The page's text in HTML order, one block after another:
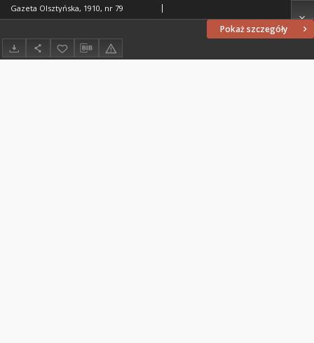
Pokaż szczegóły
Gazeta Olsztyńska, 1910, nr 79